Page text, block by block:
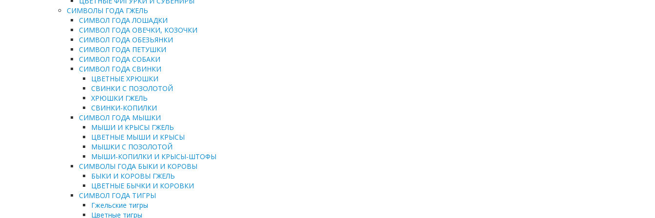
СИМВОЛЫ ГОДА ГЖЕЛЬ
СИМВОЛ ГОДА ЛОШАДКИ
СИМВОЛ ГОДА ОВЕЧКИ, КОЗОЧКИ
СИМВОЛ ГОДА ОБЕЗЬЯНКИ
СИМВОЛ ГОДА ПЕТУШКИ
СИМВОЛ ГОДА СОБАКИ
СИМВОЛ ГОДА СВИНКИ
ЦВЕТНЫЕ ХРЮШКИ
СВИНКИ С ПОЗОЛОТОЙ
ХРЮШКИ ГЖЕЛЬ
СВИНКИ-КОПИЛКИ
СИМВОЛ ГОДА МЫШКИ
МЫШИ И КРЫСЫ ГЖЕЛЬ
ЦВЕТНЫЕ МЫШИ И КРЫСЫ
МЫШКИ С ПОЗОЛОТОЙ
МЫШИ-КОПИЛКИ И КРЫСЫ-ШТОФЫ
СИМВОЛЫ ГОДА БЫКИ И КОРОВЫ
БЫКИ И КОРОВЫ ГЖЕЛЬ
ЦВЕТНЫЕ БЫЧКИ И КОРОВКИ
СИМВОЛ ГОДА ТИГРЫ
Гжельские тигры
Цветные тигры